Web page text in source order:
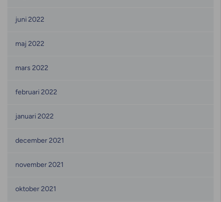
juni 2022
maj 2022
mars 2022
februari 2022
januari 2022
december 2021
november 2021
oktober 2021